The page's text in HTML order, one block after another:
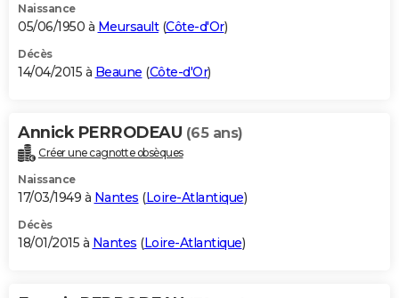
Naissance
05/06/1950 à Meursault(Côte-d'Or)
Décès
14/04/2015 à Beaune (Côte-d'Or)
Annick PERRODEAU (65 ans)
Créer une cagnotte obsèques
Naissance
17/03/1949 à Nantes (Loire-Atlantique)
Décès
18/01/2015 à Nantes (Loire-Atlantique)